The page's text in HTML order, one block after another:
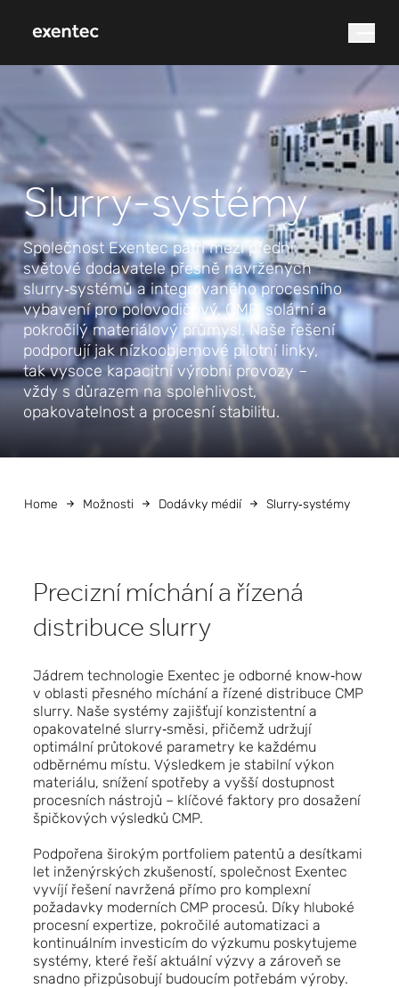
co hledáte?
Vyhledávání
Slurry‑systémy
Společnost Exentec patří mezi přední
světové dodavatele přesně navržených
slurry‑systémů a integrovaného procesního
vybavení pro polovodičový, CMP, solární a
pokročilý materiálový průmysl. Naše řešení
podporují jak nízkoobjemové pilotní linky,
tak vysoce kapacitní výrobní provozy –
vždy s důrazem na spolehlivost,
opakovatelnost a procesní stabilitu.
Home Možnosti Dodávky médií Slurry‑systémy
Precizní míchání a řízená
distribuce slurry
Jádrem technologie Exentec je odborné know‑how
v oblasti přesného míchání a řízené distribuce CMP
slurry. Naše systémy zajišťují konzistentní a
opakovatelné slurry‑směsi, přičemž udržují
optimální průtokové parametry ke každému
odběrnému místu. Výsledkem je stabilní výkon
materiálu, snížení spotřeby a vyšší dostupnost
procesních nástrojů – klíčové faktory pro dosažení
špičkových výsledků CMP.
Podpořena širokým portfoliem patentů a desítkami
let inženýrských zkušeností, společnost Exentec
vyvíjí řešení navržená přímo pro komplexní
požadavky moderních CMP procesů. Díky hluboké
procesní expertize, pokročilé automatizaci a
kontinuálním investicím do výzkumu poskytujeme
systémy, které řeší aktuální výzvy a zároveň se
snadno přizpůsobují budoucím potřebám výroby.